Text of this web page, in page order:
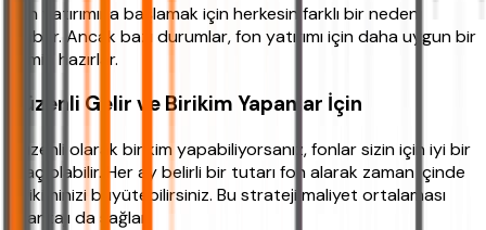
Fon yatırımına başlamak için herkesin farklı bir nedeni
olabilir. Ancak bazı durumlar, fon yatırımı için daha uygun bir
zemin hazırlar.
Düzenli Gelir ve Birikim Yapanlar İçin
Düzenli olarak birikim yapabiliyorsanız, fonlar sizin için iyi bir
araç olabilir. Her ay belirli bir tutarı fon alarak zaman içinde
birikiminizi büyütebilirsiniz. Bu strateji maliyet ortalaması
avantajı da sağlar.